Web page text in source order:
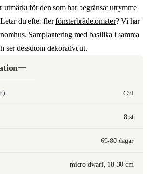
utmärkt för den som har begränsat utrymme
du efter flerfönsterbrädetomater? Vi har
Samplantering med basilika i samma
ser dessutom dekorativt ut.
Gul
8 st
69-80 dagar
micro dwarf, 18-30 cm